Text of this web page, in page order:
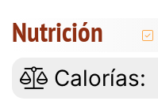
Nutrición
Calorías: